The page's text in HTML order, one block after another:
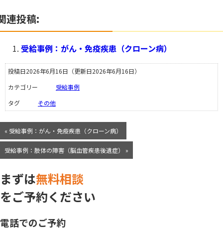
連投稿:
受給事例：がん・免疫疾患（クローン病）
投稿日2026年6月16日 （更新日2026年6月16日）
カテゴリー
受給事例
タグ
その他
« 受給事例：がん・免疫疾患（クローン病）
受給事例：肢体の障害（脳血管疾患後遺症） »
まずは無料相談
をご予約ください
電話でのご予約